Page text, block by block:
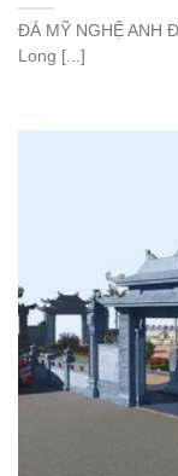
ĐÁ MỸ NGHỆ ANH
Long [...]